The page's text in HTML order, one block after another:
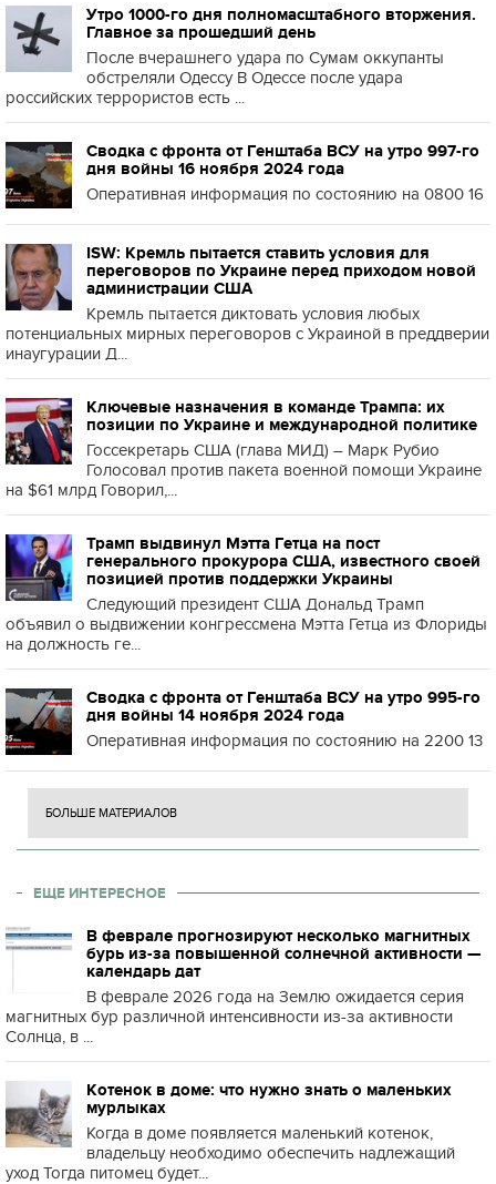
Утро 1000-го дня полномасштабного вторжения.
Главное за прошедший день
После вчерашнего удара по Сумам оккупанты
обстреляли Одессу В Одессе после удара
российских террористов есть ...
Сводка с фронта от Генштаба ВСУ на утро 997-го
дня войны 16 ноября 2024 года
Оперативная информация по состоянию на 0800 16
ISW: Кремль пытается ставить условия для
переговоров по Украине перед приходом новой
администрации США
Кремль пытается диктовать условия любых
потенциальных мирных переговоров с Украиной в преддверии
инаугурации Д...
Ключевые назначения в команде Трампа: их
позиции по Украине и международной политике
Госсекретарь США (глава МИД) – Марк Рубио
Голосовал против пакета военной помощи Украине
на $61 млрд Говорил,...
Трамп выдвинул Мэтта Гетца на пост
генерального прокурора США, известного своей
позицией против поддержки Украины
Следующий президент США Дональд Трамп
объявил о выдвижении конгрессмена Мэтта Гетца из Флориды
на должность ге...
Сводка с фронта от Генштаба ВСУ на утро 995-го
дня войны 14 ноября 2024 года
Оперативная информация по состоянию на 2200 13
БОЛЬШЕ МАТЕРИАЛОВ
ЕЩЕ ИНТЕРЕСНОЕ
В феврале прогнозируют несколько магнитных
бурь из-за повышенной солнечной активности —
календарь дат
В феврале 2026 года на Землю ожидается серия
магнитных бур различной интенсивности из-за активности
Солнца, в ...
Котенок в доме: что нужно знать о маленьких
мурлыках
Когда в доме появляется маленький котенок,
владельцу необходимо обеспечить надлежащий
уход Тогда питомец будет...